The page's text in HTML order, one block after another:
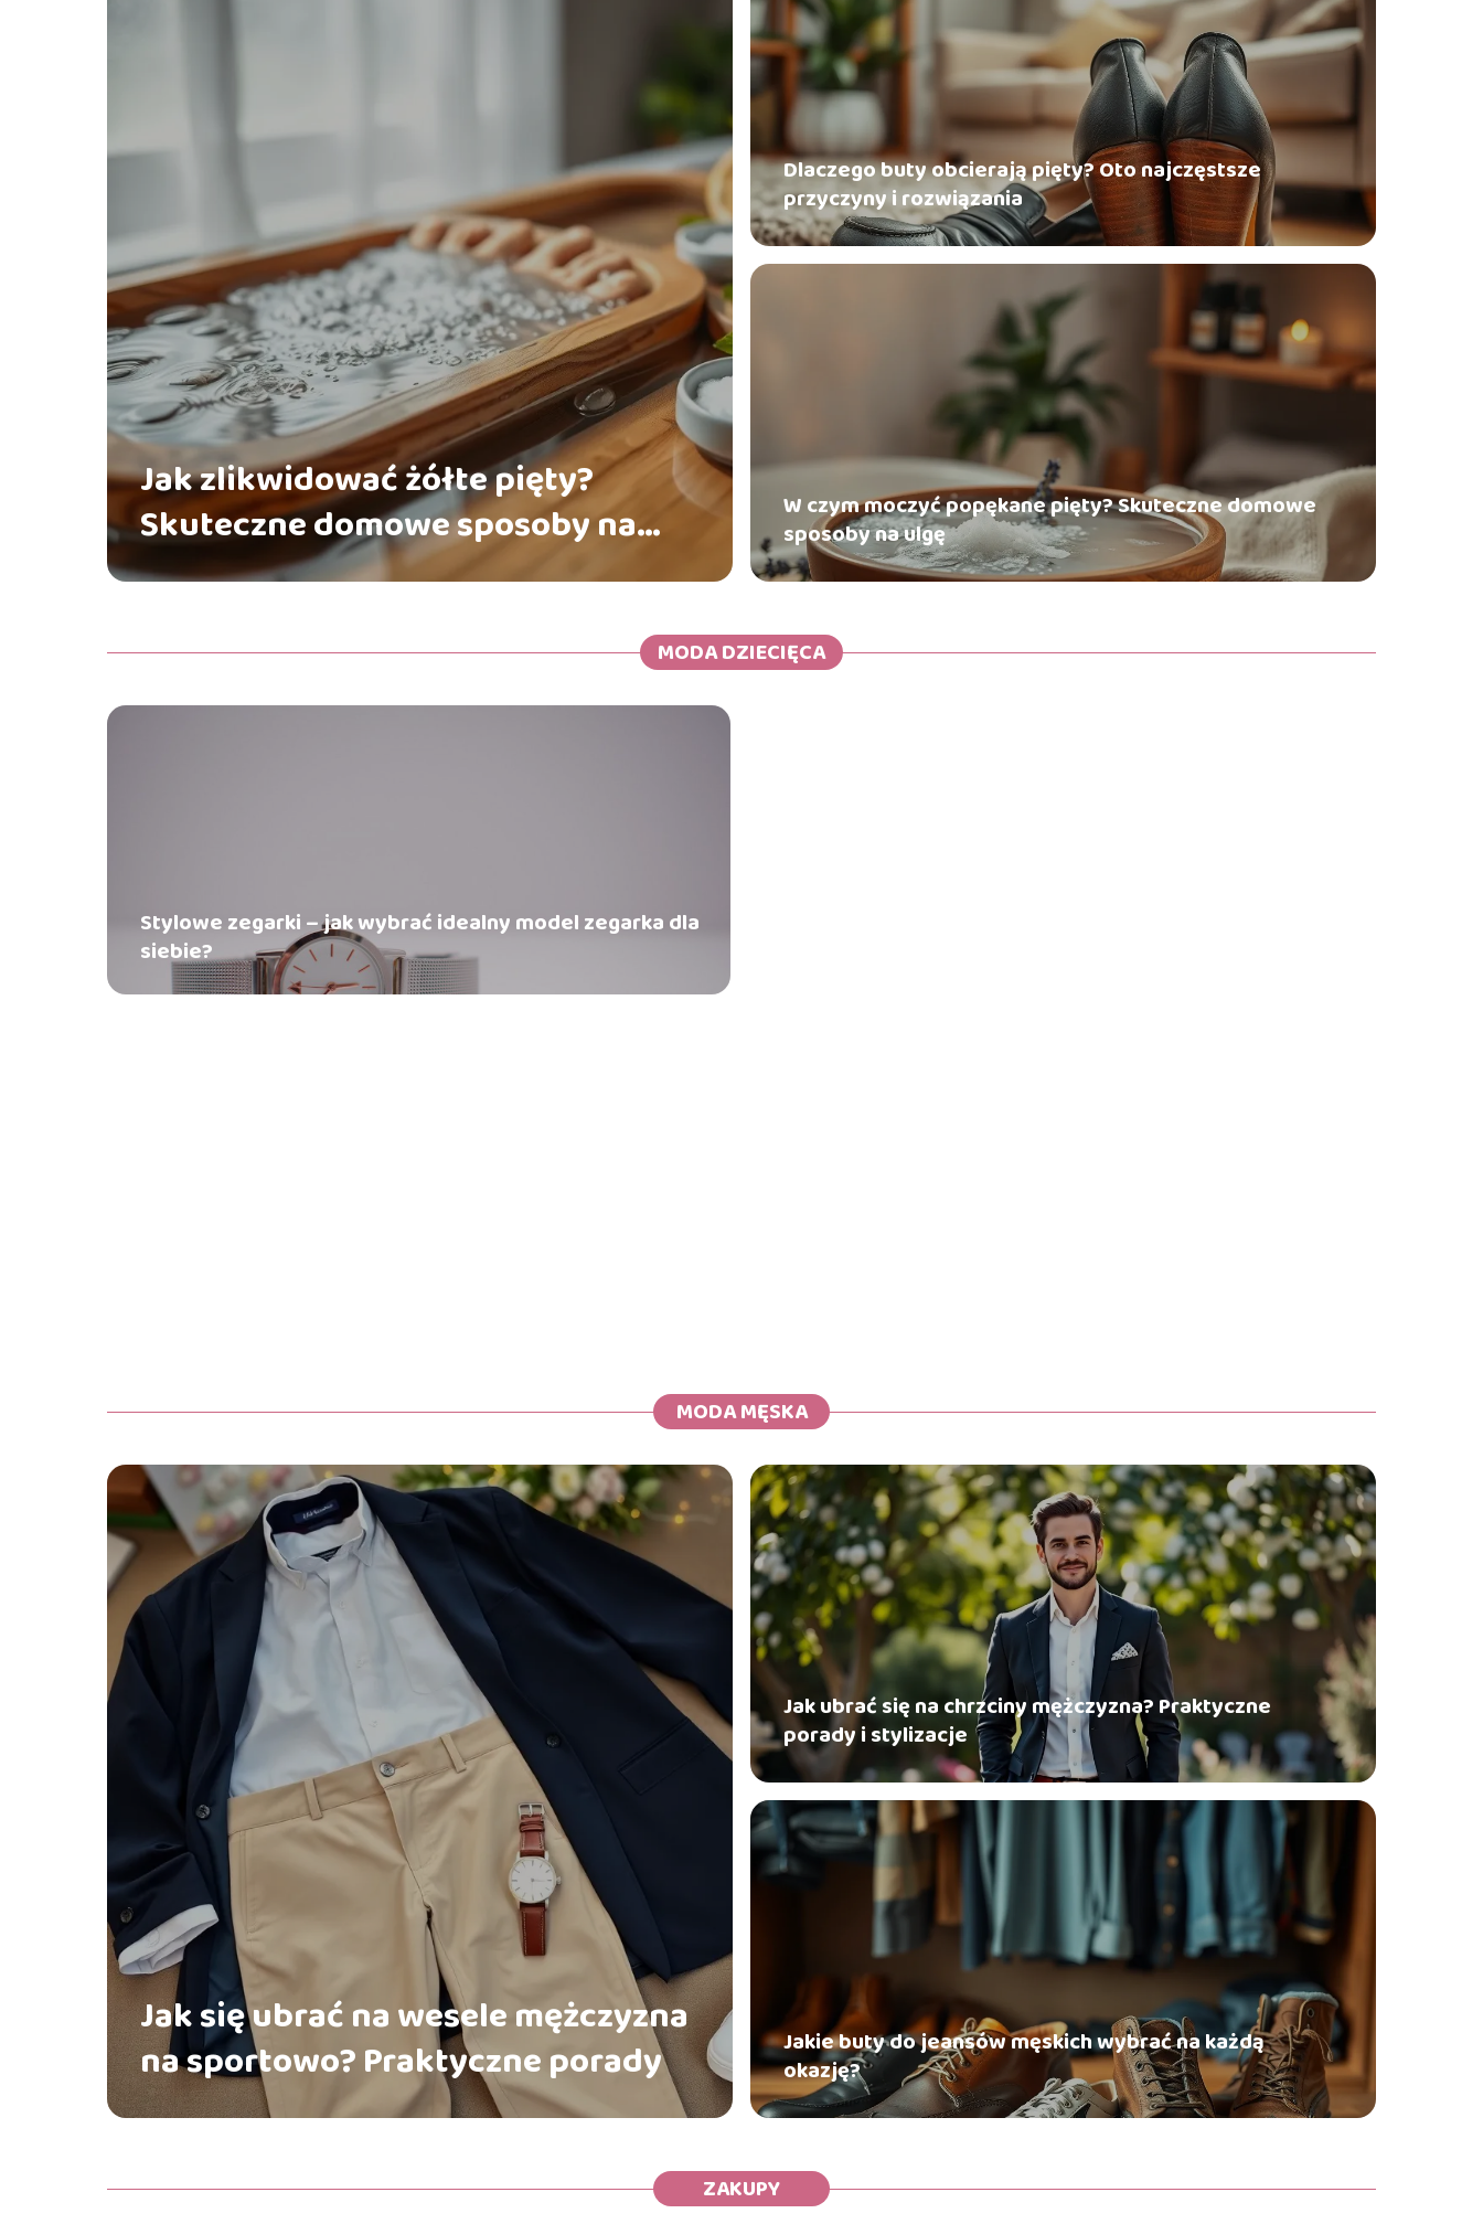
Jak zlikwidować żółte pięty?
Skuteczne domowe sposoby na
problem
Dlaczego buty obcierają pięty? Oto najczęstsze
przyczyny i rozwiązania
W czym moczyć popękane pięty? Skuteczne domowe
sposoby na ulgę
MODA DZIECIĘCA
Stylowe zegarki – jak wybrać idealny model zegarka dla
siebie?
MODA MĘSKA
Jak się ubrać na wesele mężczyzna
na sportowo? Praktyczne porady
Jak ubrać się na chrzciny mężczyzna? Praktyczne
porady i stylizacje
Jakie buty do jeansów męskich wybrać na każdą
okazję?
ZAKUPY